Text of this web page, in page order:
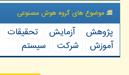
موضوع های گروه هوش مصنوعی
پژوهش آزمایش تحقیقات
آموزش
شركت سیستم